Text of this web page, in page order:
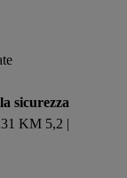
sicurezza
KM 5,2 |